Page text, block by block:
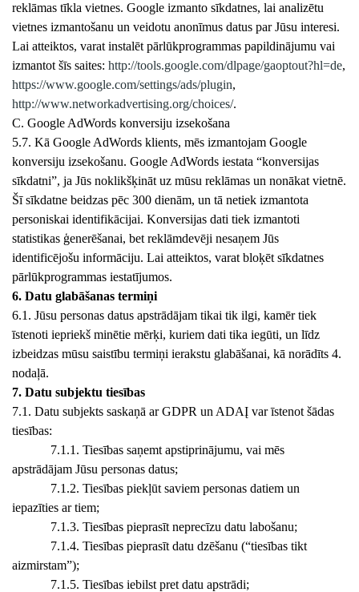
reklāmas tīkla vietnes. Google izmanto sīkdatnes, lai analizētu
vietnes izmantošanu un veidotu anonīmus datus par Jūsu interesi.
Lai atteiktos, varat instalēt pārlūkprogrammas papildinājumu vai
izmantot šīs saites: http://tools.google.com/dlpage/gaoptout?hl=de,
https://www.google.com/settings/ads/plugin,
http://www.networkadvertising.org/choices/.
C. Google AdWords konversiju izsekošana
5.7. Kā Google AdWords klients, mēs izmantojam Google
konversiju izsekošanu. Google AdWords iestata “konversijas
sīkdatni”, ja Jūs noklikšķināt uz mūsu reklāmas un nonākat vietnē.
Šī sīkdatne beidzas pēc 300 dienām, un tā netiek izmantota
personiskai identifikācijai. Konversijas dati tiek izmantoti
statistikas ģenerēšanai, bet reklāmdevēji nesaņem Jūs
identificējošu informāciju. Lai atteiktos, varat bloķēt sīkdatnes
pārlūkprogrammas iestatījumos.
6. Datu glabāšanas termiņi
6.1. Jūsu personas datus apstrādājam tikai tik ilgi, kamēr tiek
īstenoti iepriekš minētie mērķi, kuriem dati tika iegūti, un līdz
izbeidzas mūsu saistību termiņi ierakstu glabāšanai, kā norādīts 4.
nodaļā.
7. Datu subjektu tiesības
7.1. Datu subjekts saskaņā ar GDPR un ADAĮ var īstenot šādas
tiesības:
7.1.1. Tiesības saņemt apstiprinājumu, vai mēs
apstrādājam Jūsu personas datus;
7.1.2. Tiesības piekļūt saviem personas datiem un
iepazīties ar tiem;
7.1.3. Tiesības pieprasīt neprecīzu datu labošanu;
7.1.4. Tiesības pieprasīt datu dzēšanu (“tiesības tikt
aizmirstam”);
7.1.5. Tiesības iebilst pret datu apstrādi;